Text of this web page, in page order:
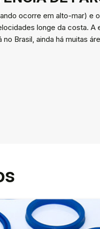
ocorre em alto-mar)
longe da costa.
Brasil, ainda há muitas